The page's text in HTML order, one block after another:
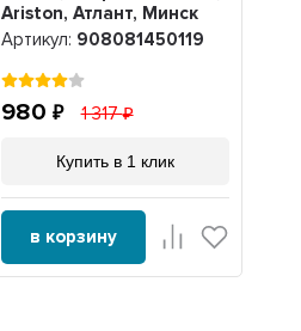
Ariston, Атлант, Минск
K50-H1104, 077B3559
800мм, 908081450119
Артикул: 908081450119
980 1 317
Купить в 1 клик
в корзину